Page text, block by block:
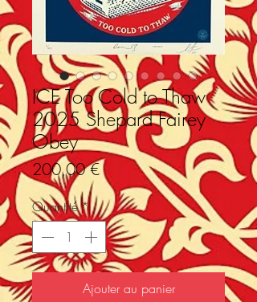
ICE Too Cold to Thaw
2025 Shepard Fairey
Obey
200,00 €Prix
Quantité*
Ajouter au panier